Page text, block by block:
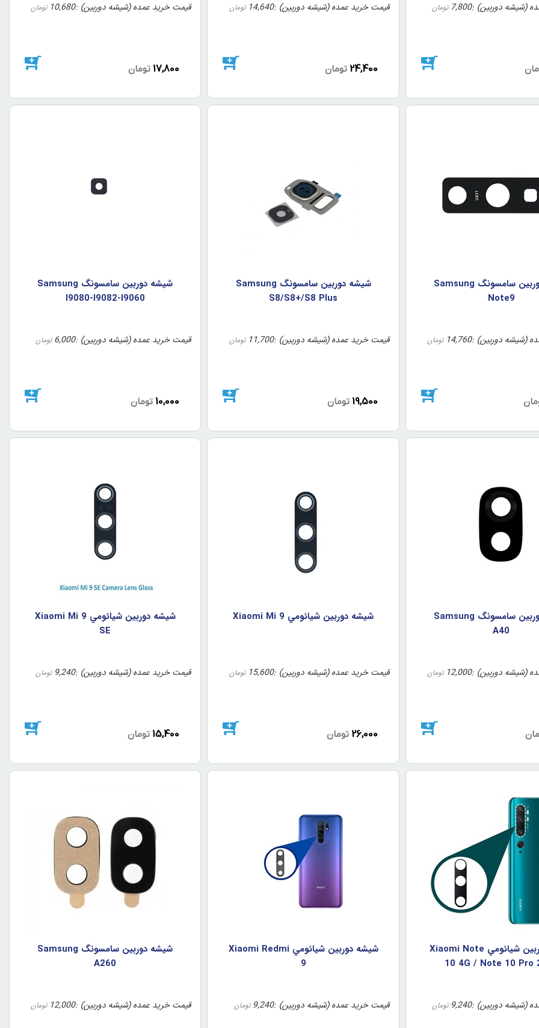
(شیشه دوربین) 7,800 تومان قیمت خرید عمده (شیشه دوربین) 14,640 تومان
24,400 تومان
قیمت خرید عمده (شیشه دوربین) 10,680 تومان
17,800 تومان
شيشه دوربين سامسونگ Samsung
Note9
(شیشه دوربین) 14,760 تومان
شيشه دوربين سامسونگ Samsung
S8/S8+/S8 Plus
قیمت خرید عمده (شیشه دوربین) 11,700 تومان
19,500 تومان
شيشه دوربين سامسونگ Samsung
I9080-I9082-I9060
قیمت خرید عمده (شیشه دوربین) 6,000 تومان
10,000 تومان
شيشه دوربين سامسونگ Samsung
A40
(شیشه دوربین) 12,000 تومان
شيشه دوربين شيائومي Xiaomi Mi 9
قیمت خرید عمده (شیشه دوربین) 15,600 تومان
26,000 تومان
شيشه دوربين شيائومي Xiaomi Mi 9
SE
قیمت خرید عمده (شیشه دوربین) 9,240 تومان
15,400 تومان
شيشه دوربين شيائومي Xiaomi Note
10 4G / Note 10 Pro
(شیشه دوربین) 9,240 تومان
شيشه دوربين شيائومي Xiaomi Redmi
9
قیمت خرید عمده (شیشه دوربین) 9,240 تومان
شيشه دوربين سامسونگ Samsung
A260
قیمت خرید عمده (شیشه دوربین) 12,000 تومان